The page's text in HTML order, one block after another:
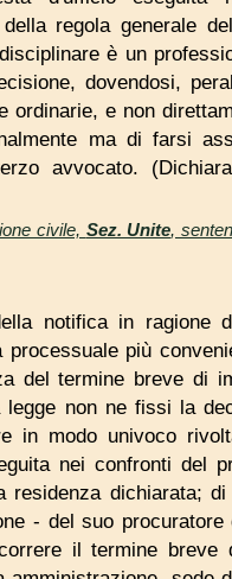
regola generale
è un
dovendosi,
e non
ma di farsi
avvocato.
civile, Sez. Unite,
notifica in ragione
più
del termine breve di
non ne fissi la
in modo univoco
nei confronti del
dichiarata;
- del suo
il termine breve